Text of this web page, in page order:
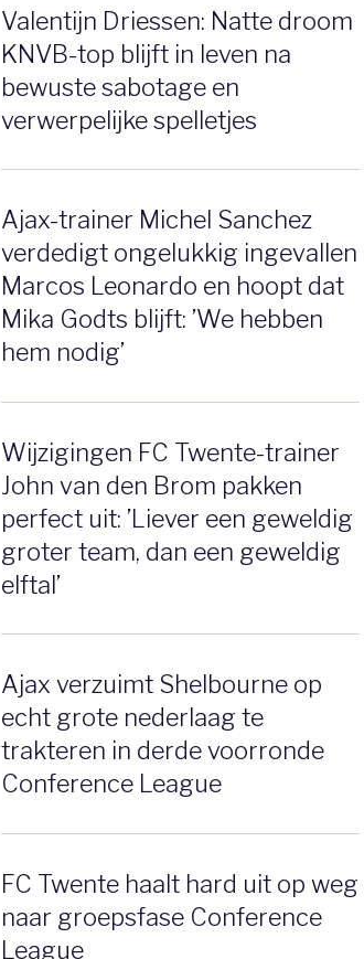
Valentijn Driessen: Natte droom
KNVB-top blijft in leven na
bewuste sabotage en
verwerpelijke spelletjes
Ajax-trainer Michel Sanchez
verdedigt ongelukkig ingevallen
Marcos Leonardo en hoopt dat
Mika Godts blijft: ’We hebben
hem nodig’
Wijzigingen FC Twente-trainer
John van den Brom pakken
perfect uit: ’Liever een geweldig
groter team, dan een geweldig
elftal’
Ajax verzuimt Shelbourne op
echt grote nederlaag te
trakteren in derde voorronde
Conference League
FC Twente haalt hard uit op weg
naar groepsfase Conference
League